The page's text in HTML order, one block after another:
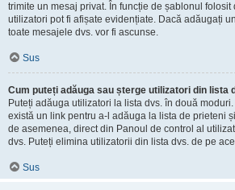
trimite un mesaj privat. În funcție de șablonul
utilizatori pot fi afișate evidențiate. Dacă adăugați
toate mesajele dvs. vor fi ascunse.
Sus
Cum puteți adăuga sau șterge utilizatori din lista
Puteți adăuga utilizatori la lista dvs. în două
există un link pentru a-l adăuga la lista de prieteni
de asemenea, direct din Panoul de control al
dvs. Puteți elimina utilizatorii din lista dvs. de pe
Sus